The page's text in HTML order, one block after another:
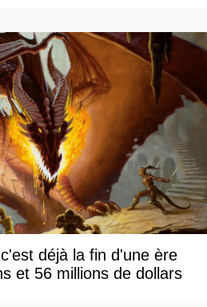
déjà la fin d'une ère
et 56 millions de dollars